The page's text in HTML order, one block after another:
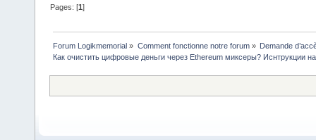
Pages: [1]
Forum Logikmemorial » Comment fonctionne notre forum»
Demande
Как очистить цифровые деньги через Ethereum миксеры? Иснтрукции